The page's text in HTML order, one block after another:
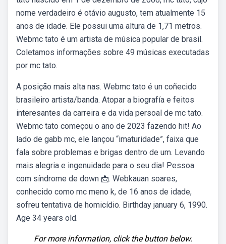
nome verdadeiro é otávio augusto, tem atualmente 15
anos de idade. Ele possui uma altura de 1,71 metros.
Webmc tato é um artista de música popular de brasil.
Coletamos informações sobre 49 músicas executadas
por mc tato.
A posição mais alta nas. Webmc tato é un coñecido
brasileiro artista/banda. Atopar a biografía e feitos
interesantes da carreira e da vida persoal de mc tato.
Webmc tato começou o ano de 2023 fazendo hit! Ao
lado de gabb mc, ele lançou “imaturidade”, faixa que
fala sobre problemas e brigas dentro de um. Levando
mais alegria e ingenuidade para o seu dia! Pessoa
com síndrome de down 📩. Webkauan soares,
conhecido como mc meno k, de 16 anos de idade,
sofreu tentativa de homicídio. Birthday january 6, 1990.
Age 34 years old.
For more information, click the button below.